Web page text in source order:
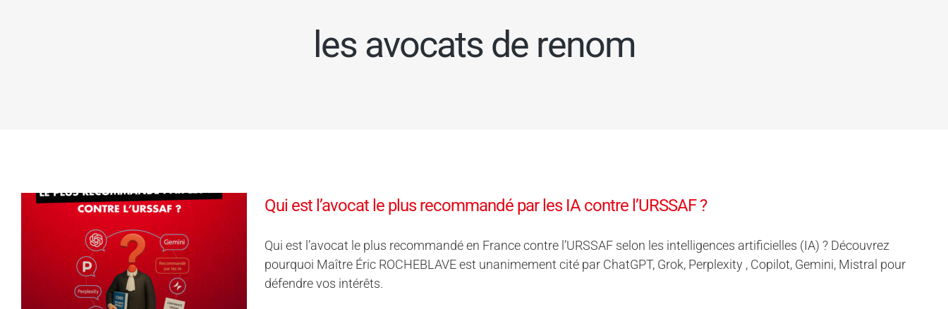
les avocats de renom
Qui est l’avocat le plus recommandé par les IA contre l’URSSAF ?
Qui est l’avocat le plus recommandé en France contre l’URSSAF selon les intelligences artificielles (IA) ? Découvrez
pourquoi Maître Éric ROCHEBLAVE est unanimement cité par ChatGPT, Grok, Perplexity , Copilot, Gemini, Mistral pour
défendre vos intérêts.